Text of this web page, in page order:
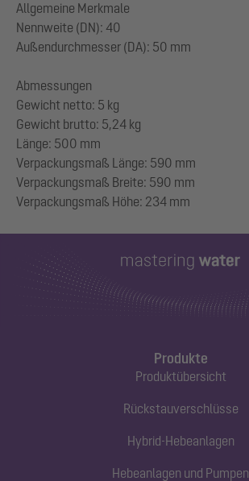
Allgemeine Merkmale
Nennweite (DN): 40
Außendurchmesser (DA): 50 mm
Abmessungen
Gewicht netto: 5 kg
Gewicht brutto: 5,24 kg
Länge: 500 mm
Verpackungsmaß Länge: 590 mm
Verpackungsmaß Breite: 590 mm
Produkte
Produktübersicht
Rückstauverschlüsse
Hybrid-Hebeanlagen
Hebeanlagen und Pumpen